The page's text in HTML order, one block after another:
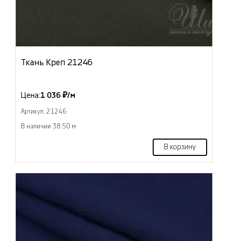
Ткань Креп 21246
Цена:1 036 ₽/м
Артикул: 21246
В наличии 38.50 м
В корзину